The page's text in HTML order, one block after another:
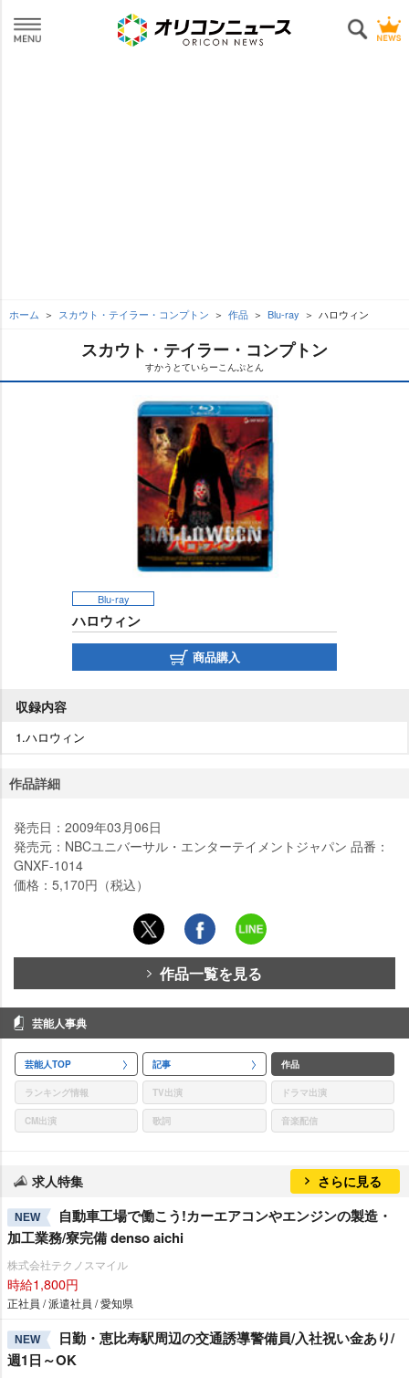
ホーム スカウト・テイラー・コンプトン 作品 Blu-ray ハロウィン
スカウト・テイラー・コンプトン
すかうとていらーこんぷとん
Blu-ray
ハロウィン
商品購入
収録内容
1.ハロウィン
作品詳細
発売日：2009年03月06日
発売元：NBCユニバーサル・エンターテイメントジャパン 品番：
GNXF-1014
価格：5,170円（税込）
作品一覧を見る
芸能人事典
芸能人TOP 記事 作品
ランキング情報 TV出演 ドラマ出演
CM出演 歌詞 音楽配信
求人特集 さらに見る
NEW
自動車工場で働こう!カーエアコンやエンジンの製造・
加工業務/寮完備 denso aichi
株式会社テクノスマイル
時給1,800円
正社員 / 派遣社員 / 愛知県
NEW
日勤・恵比寿駅周辺の交通誘導警備員/入社祝い金あり/
週1日～OK